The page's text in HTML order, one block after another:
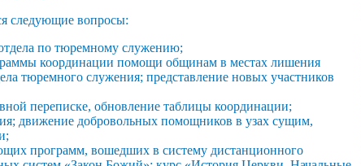
следующие вопросы:
по тюремному служению;
координации помощи общинам в местах лишения
тюремного служения; представление новых участников
переписке, обновление таблицы координации;
движение добровольных помощников в узах сущим,
программ, вошедших в систему дистанционного